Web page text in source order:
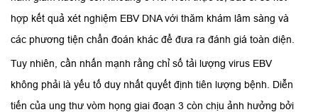
hợp kết quả xét nghiệm EBV DNA với thăm khám lâm sàng và
các phương tiện chẩn đoán khác để đưa ra đánh giá toàn diện.
Tuy nhiên, cần nhấn mạnh rằng chỉ số tải lượng virus EBV
không phải là yếu tố duy nhất quyết định tiên lượng bệnh. Diễn
tiến của ung thư vòm họng giai đoạn 3 còn chịu ảnh hưởng bởi